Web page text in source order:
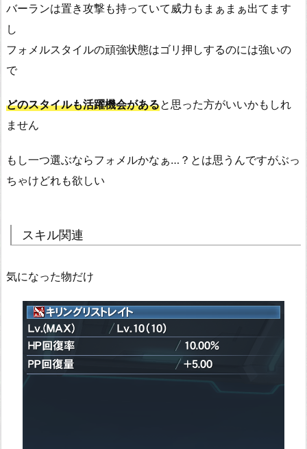
バーランは置き攻撃も持っていて威力もまぁまぁ出てます
し
フォメルスタイルの頑強状態はゴリ押しするのには強いの
で
どのスタイルも活躍機会があると思った方がいいかもしれ
ません
もし一つ選ぶならフォメルかなぁ…？とは思うんですがぶっ
ちゃけどれも欲しい
スキル関連
気になった物だけ